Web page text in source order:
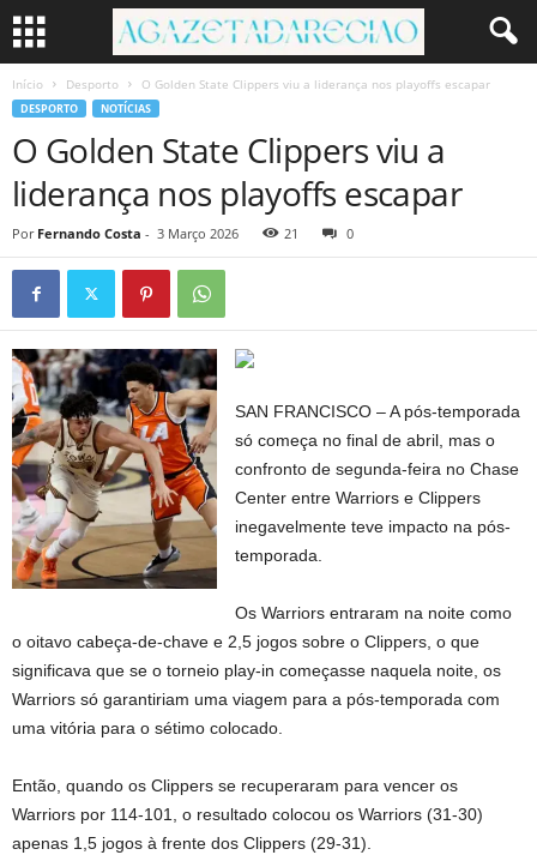
Início Desporto O Golden State Clippers viu a liderança nos playoffs escapar
DESPORTO NOTÍCIAS
O Golden State Clippers viu a
liderança nos playoffs escapar
Por Fernando Costa - 3 Março 2026 21 0
SAN FRANCISCO – A pós-temporada
só começa no final de abril, mas o
confronto de segunda-feira no Chase
Center entre Warriors e Clippers
inegavelmente teve impacto na pós-
temporada.
Os Warriors entraram na noite como
o oitavo cabeça-de-chave e 2,5 jogos sobre o Clippers, o que
significava que se o torneio play-in começasse naquela noite, os
Warriors só garantiriam uma viagem para a pós-temporada com
uma vitória para o sétimo colocado.
Então, quando os Clippers se recuperaram para vencer os
Warriors por 114-101, o resultado colocou os Warriors (31-30)
apenas 1,5 jogos à frente dos Clippers (29-31).